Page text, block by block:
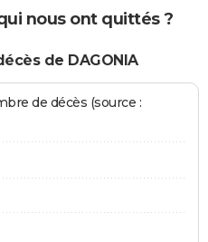
nous ont quittés ?
de DAGONIA
de décès (source :